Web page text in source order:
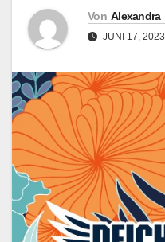
Von Alexandra
JUNI 17, 2023